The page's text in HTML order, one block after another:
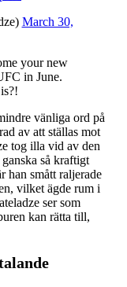
March 30,
your new
in June.
vänliga ord på
av att ställas mot
tog illa vid av den
så kraftigt
han smått raljerade
vilket ägde rum i
ser som
kan rätta till,